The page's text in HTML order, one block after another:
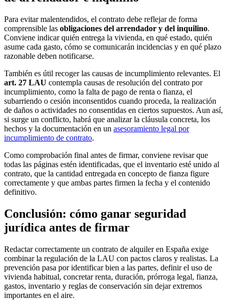
Para evitar malentendidos, el contrato debe reflejar de forma
comprensible las obligaciones del arrendador y del inquilino.
Conviene indicar quién entrega la vivienda, en qué estado, quién
asume cada gasto, cómo se comunicarán incidencias y en qué plazo
razonable deben notificarse.
También es útil recoger las causas de incumplimiento relevantes. El
art. 27 LAU contempla causas de resolución del contrato por
incumplimiento, como la falta de pago de renta o fianza, el
subarriendo o cesión inconsentidos cuando proceda, la realización
de daños o actividades no consentidas en ciertos supuestos. Aun así,
si surge un conflicto, habrá que analizar la cláusula concreta, los
hechos y la documentación en un asesoramiento legal por
incumplimiento de contrato.
Como comprobación final antes de firmar, conviene revisar que
todas las páginas estén identificadas, que el inventario esté unido al
contrato, que la cantidad entregada en concepto de fianza figure
correctamente y que ambas partes firmen la fecha y el contenido
definitivo.
Conclusión: cómo ganar seguridad
jurídica antes de firmar
Redactar correctamente un contrato de alquiler en España exige
combinar la regulación de la LAU con pactos claros y realistas. La
prevención pasa por identificar bien a las partes, definir el uso de
vivienda habitual, concretar renta, duración, prórroga legal, fianza,
gastos, inventario y reglas de conservación sin dejar extremos
importantes en el aire.